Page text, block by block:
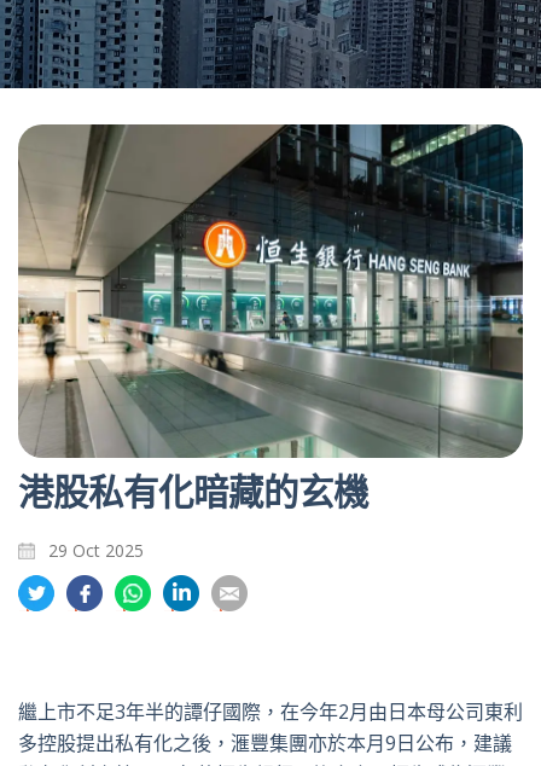
港股私有化暗藏的玄機
29 Oct 2025
分
享
特
分
享
書
分
享
享
英
享
郵
繼上市不足3年半的譚仔國際，在今年2月由日本母公司東利
多控股提出私有化之後，滙豐集團亦於本月9日公布，建議